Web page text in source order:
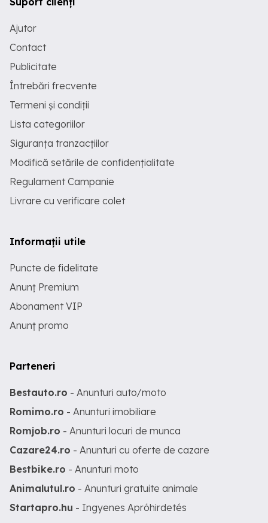
Ajutor
Contact
Publicitate
Întrebări frecvente
Termeni și condiții
Lista categoriilor
Siguranța tranzacțiilor
Modifică setările de confidențialitate
Regulament Campanie
Livrare cu verificare colet
Informații utile
Puncte de fidelitate
Anunț Premium
Abonament VIP
Anunț promo
Parteneri
Bestauto.ro - Anunturi auto/moto
Romimo.ro - Anunturi imobiliare
Romjob.ro - Anunturi locuri de munca
Cazare24.ro - Anunturi cu oferte de cazare
Bestbike.ro - Anunturi moto
Animalutul.ro - Anunturi gratuite animale
Startapro.hu - Ingyenes Apróhirdetés